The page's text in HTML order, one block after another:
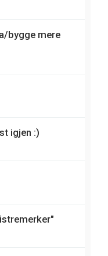
bygge mere
igjen :)